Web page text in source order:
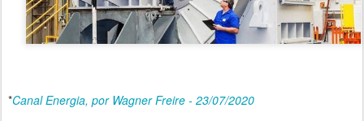
*Canal Energia, por Wagner Freire - 23/07/2020